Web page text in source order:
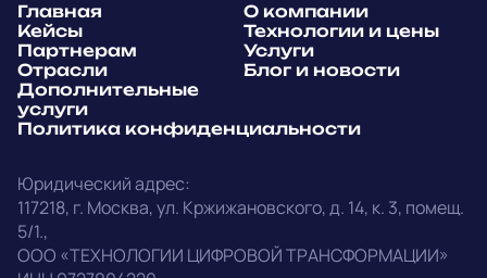
Написать в Telegram
outstaff@augment-tech.ru
Юридический адрес:
117218, г. Москва,ул. Кржижановского, д. 14, к. 3, помещ.
5/1.,
ООО «ТЕХНОЛОГИИ ЦИФРОВОЙ ТРАНСФОРМАЦИИ»
Главная
О компании
Кейсы
Технологии и цены
Партнерам
Услуги
Отрасли
Блог и новости
Дополнительные
услуги
Политика конфиденциальности
Telegram
WhatsApp
E-mail
Позвонить
Напишите, какие специалисты, в каком количестве и как
срочно нужны на ваш проект
Прикрепить файл